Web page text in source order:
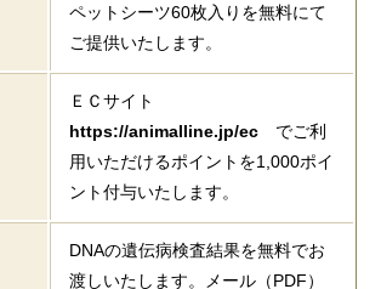
ペットシーツ60枚入りを無料にて
ご提供いたします。
ＥＣサイト
https://animalline.jp/ec でご利
用いただけるポイントを1,000ポイ
ント付与いたします。
DNAの遺伝病検査結果を無料でお
渡しいたします。メール（PDF）